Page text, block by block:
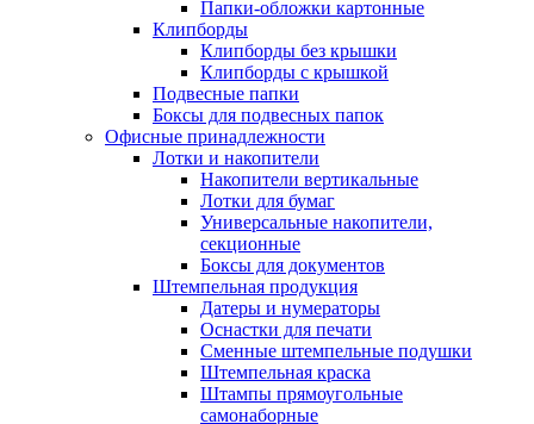
Папки-обложки картонные
Клипборды
Клипборды без крышки
Клипборды с крышкой
Подвесные папки
Боксы для подвесных папок
Офисные принадлежности
Лотки и накопители
Накопители вертикальные
Лотки для бумаг
Универсальные накопители,
секционные
Боксы для документов
Штемпельная продукция
Датеры и нумераторы
Оснастки для печати
Сменные штемпельные подушки
Штемпельная краска
Штампы прямоугольные
самонаборные